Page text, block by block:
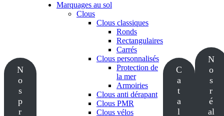
N
o
s
p
r
Marquages au sol
Clous
Clous classiques
Ronds
Rectangulaires
Carrés
Clous personnalisés
Protection de
la mer
Armoiries
Clous anti dérapant
Clous PMR
Clous vélos
C
a
t
a
l
N
o
s
r
é
al